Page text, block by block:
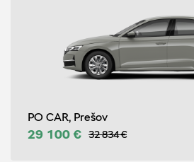
PO CAR, Prešov
29 100 € 32 834 €